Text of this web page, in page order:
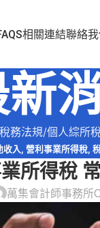
相關連結聯絡我
稅務法規 個人綜所
收入, 營利事業所得稅,
所得稅
萬集會計師事務所